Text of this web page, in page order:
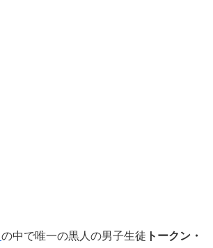
の中で唯一の黒人の男子生徒 トークン・